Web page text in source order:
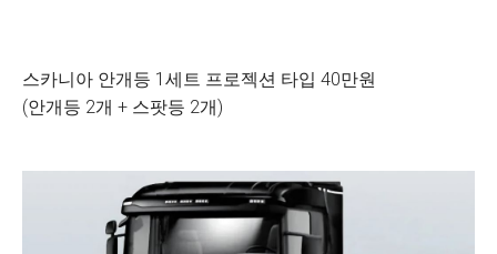
스카니아 안개등 1세트 프로젝션 타입 40만원
(안개등 2개 + 스팟등 2개)